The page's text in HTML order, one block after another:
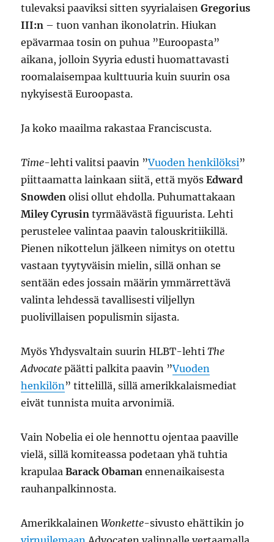
tulevaksi paaviksi sitten syyrialaisenGregorius
III:n – tuon vanhan ikonolatrin. Hiukan
epävarmaa tosin on puhua ”Euroopasta”
aikana, jolloin Syyria edusti huomattavasti
roomalaisempaa kulttuuria kuin suurin osa
nykyisestä Euroopasta.
Ja koko maailma rakastaa Franciscusta.
Time-lehti valitsi paavin ”Vuoden henkilöksi”
piittaamatta lainkaan siitä, että myösEdward
Snowden olisi ollut ehdolla. Puhumattakaan
Miley Cyrusin tyrmäävästä figuurista. Lehti
perustelee valintaa paavin talouskritiikillä.
Pienen nikottelun jälkeen nimitys on otettu
vastaan tyytyväisin mielin, sillä onhan se
sentään edes jossain määrin ymmärrettävä
valinta lehdessä tavallisesti viljellyn
puolivillaisen populismin sijasta.
Myös Yhdysvaltain suurin HLBT-lehtiThe
Advocate päätti palkita paavin ”Vuoden
henkilön” tittelillä, sillä amerikkalaismediat
eivät tunnista muita arvonimiä.
Vain Nobelia ei ole hennottu ojentaa paaville
vielä, sillä komiteassa podetaan yhä tuhtia
krapulaaBarack Obaman ennenaikaisesta
rauhanpalkinnosta.
AmerikkalainenWonkette-sivusto ehättikin jo